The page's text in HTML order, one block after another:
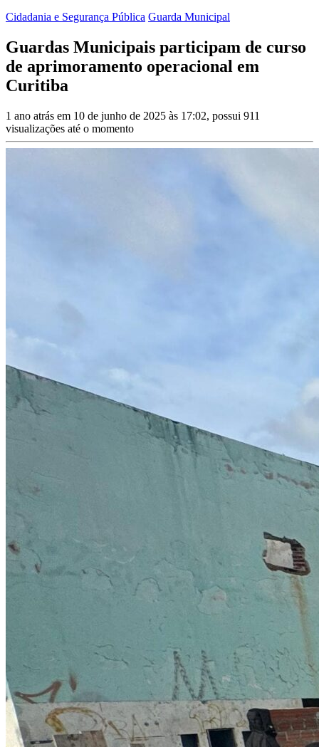
Cidadania e Segurança Pública Guarda Municipal
Guardas Municipais participam de curso
de aprimoramento operacional em
Curitiba
1 ano atrás em 10 de junho de 2025 às 17:02, possui 911
visualizações até o momento